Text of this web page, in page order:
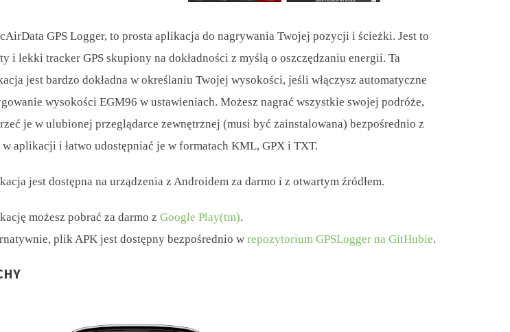
GPS Logger, to prosta aplikacja do nagrywania Twojej pozycji i ścieżki. Jest to
i lekki tracker GPS skupiony na dokładności z myślą o oszczędzaniu energii. Ta
jest bardzo dokładna w określaniu Twojej wysokości, jeśli włączysz automatyczne
wysokości EGM96 w ustawieniach. Możesz nagrać wszystkie swojej podróże,
je w ulubionej przeglądarce zewnętrznej (musi być zainstalowana) bezpośrednio z
aplikacji i łatwo udostępniać je w formatach KML, GPX i TXT.
jest dostępna na urządzenia z Androidem za darmo i z otwartym źródłem.
możesz pobrać za darmo z Google Play(tm).
plik APK jest dostępny bezpośrednio w repozytorium GPSLogger na GitHubie.